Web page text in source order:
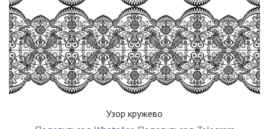
Узор кружево